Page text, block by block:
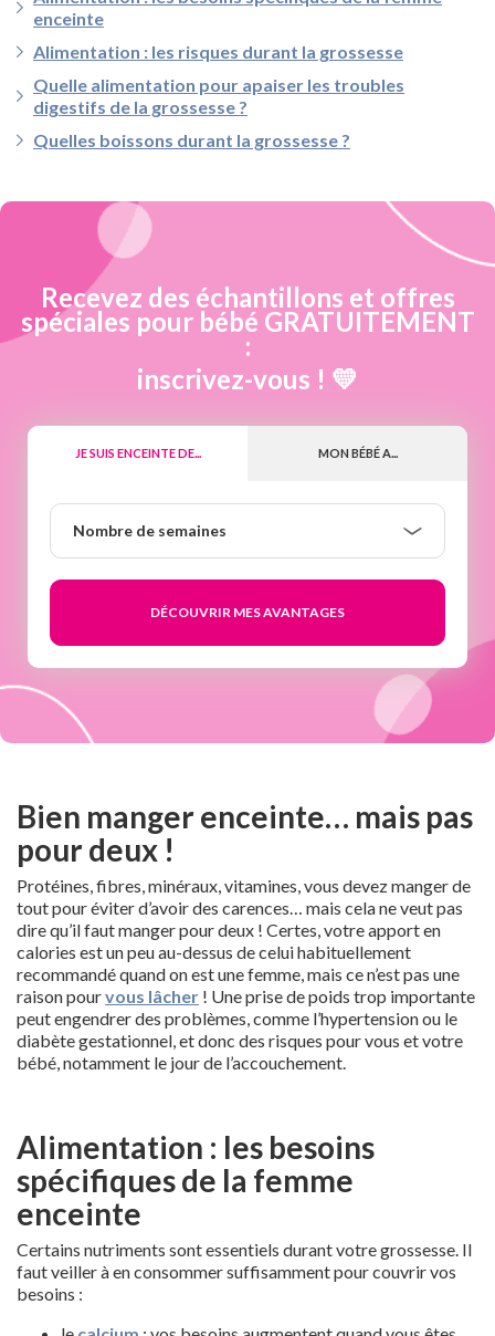
enceinte
Alimentation : les risques durant la grossesse
Quelle alimentation pour apaiser les troubles
digestifs de la grossesse ?
Quelles boissons durant la grossesse ?
Recevez des échantillons et offres
spéciales pour bébé GRATUITEMENT
:
inscrivez-vous ! 💛
JE SUIS ENCEINTE DE... MON BÉBÉ A...
semaines
Nombre de semaines
Bien manger enceinte… mais pas
pour deux !
Protéines, fibres, minéraux, vitamines, vous devez manger de
tout pour éviter d’avoir des carences… mais cela ne veut pas
dire qu’il faut manger pour deux ! Certes, votre apport en
calories est un peu au-dessus de celui habituellement
recommandé quand on est une femme, mais ce n’est pas une
raison pourvous lâcher ! Une prise de poids trop importante
peut engendrer des problèmes, comme l’hypertension ou le
diabète gestationnel, et donc des risques pour vous et votre
bébé, notamment le jour de l’accouchement.
Alimentation : les besoins
spécifiques de la femme
enceinte
Certains nutriments sont essentiels durant votre grossesse. Il
faut veiller à en consommer suffisamment pour couvrir vos
besoins :